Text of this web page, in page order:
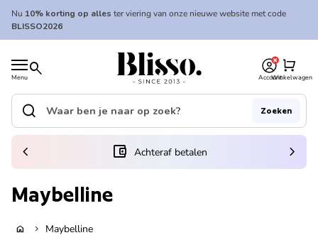
Overslaan naar inhoud
Nu 10% korting op alles ter viering van onze nieuwe website met code
BLISSO2026
Menu search
Home
AccountWinkelwagen
shopping_cart
Home
Zoek op"
search Zoeken
(link opent in nieuw tabblad/venster)
account_balance_wallet Achteraf betalen
chevron_left chevron_right
Maybelline
home chevron_right Maybelline